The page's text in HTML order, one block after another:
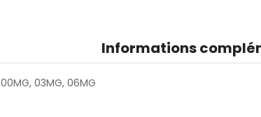
Informations
00MG, 03MG, 06MG